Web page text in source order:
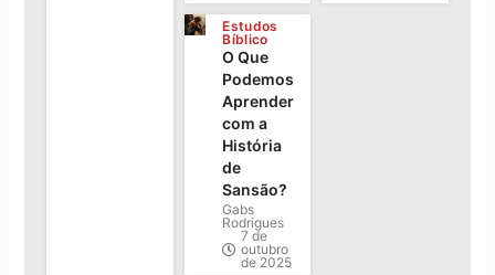
Estudos
Bíblico
O Que
Podemos
Aprender
com a
História
de
Sansão?
Gabs
Rodrigues
7 de
outubro
de 2025